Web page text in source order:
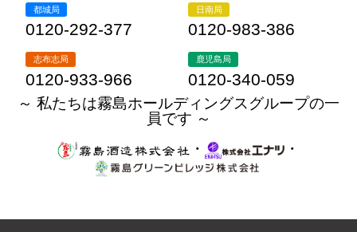
都城局
0120-292-377
日南局
0120-983-386
志布志局
0120-933-966
鹿児島局
0120-340-059
～ 私たちは霧島ホールディングスグループの一
員です ～
・
・